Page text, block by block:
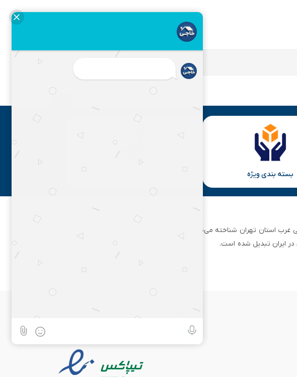
بسته بندی ویژه
هایپرساختمانی‌ غرب استان تهران شناخته می‌شود. این مجموعه بزرگ، فعالیت خود را از یک مغازه
ایران تبدیل شده است.